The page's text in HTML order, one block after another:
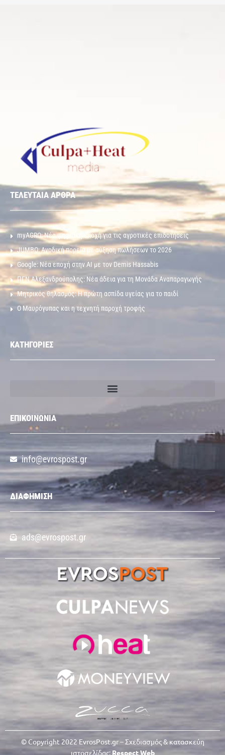
ΤΕΛΕΥΤΑΙΑ ΑΡΘΡΑ
myAGRO: Νέα ψηφιακή εποχή για τις αγροτικές επιδοτήσεις
JUMBO: Ανοδική πορεία με αύξηση πωλήσεων το 2026
Google: Νέα εποχή στην AI με τον Demis Hassabis
ΠΓΝ Αλεξανδρούπολης: Νέα άδεια για τη Μονάδα Αναπαραγωγής
Μητρικός θηλασμός: Η πρώτη ασπίδα υγείας για το παιδί
Ο Μαυρόγυπας και η τεχνητή παροχή τροφής
ΚΑΤΗΓΟΡΙΕΣ
ΕΠΙΚΟΙΝΩΝΙΑ
info@evrospost.gr
ΔΙΑΦΗΜΙΣΗ
ads@evrospost.gr
© Copyright 2022 EvrosPost.gr – Σχεδιασμός & κατασκεύη
ιστοσελίδας: Respect Web